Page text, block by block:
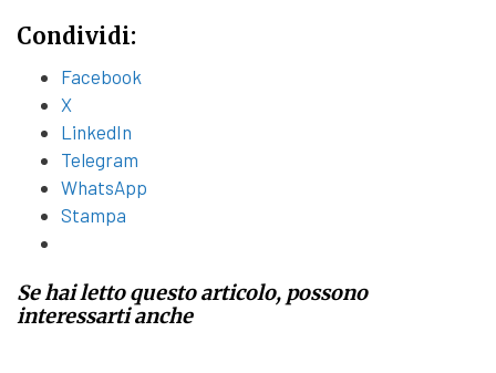
Condividi:
Facebook
X
LinkedIn
Telegram
WhatsApp
Stampa
Se hai letto questo articolo, possono
interessarti anche